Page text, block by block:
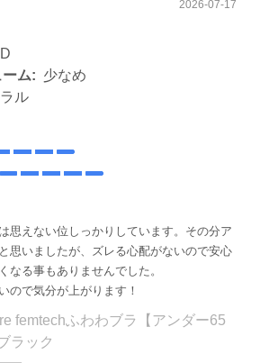
2026-07-17
D
ム: 少なめ
ル
思えない位しっかりしています。その分ア
思いましたが、ズレる心配がないので安心
なる事もありませんでした。
ので気分が上がります！
femtechふわわブラ【アンダー65
ラック